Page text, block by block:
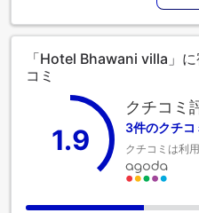
ます。 当宿泊施設ではコンシ
トデスクサービスを提供して
用して旅行着を清潔に保つこ
などの設備・サービスも充実
では、喫煙は排他的に許可さ
お約束するため、客室は魅力
必需品をすべて備え、楽しい
Bhawani villaの一部客室では
ルコニー、テラスなど、ユニ
す。一部の客室には、室内ビ
聞、テレビなどのアミューズ
「Hotel Bhawani villa」
コミ
1.9
クチコミ
3件のクチコ
クチコミは利